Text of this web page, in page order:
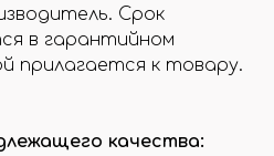
Срок
в гарантийном
прилагается к товару.
качества: